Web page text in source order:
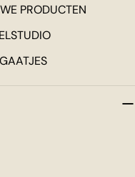
PRODUCTEN